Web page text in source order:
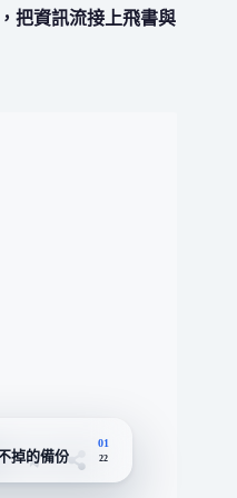
把資訊流接上飛書與
掉的備份
01
22